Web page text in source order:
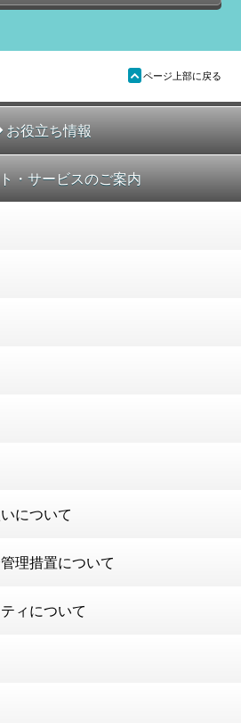
ü ページ上部に戻る
お役立ち情報
・サービスのご案内
について
理措置について
ィについて